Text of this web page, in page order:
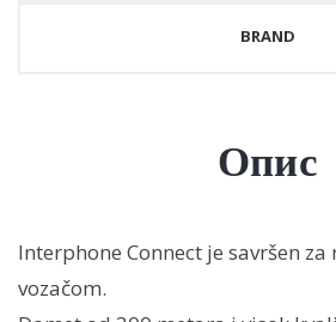
BRAND
Опис
Interphone Connect je savršen
vozačom.